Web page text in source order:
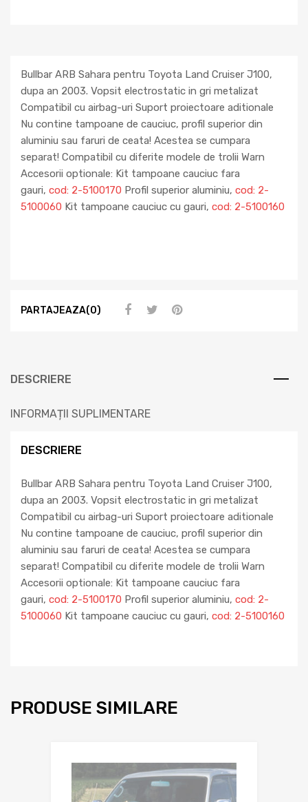
Bullbar ARB Sahara pentru Toyota Land Cruiser J100,
dupa an 2003. Vopsit electrostatic in gri metalizat
Compatibil cu airbag-uri Suport proiectoare aditionale
Nu contine tampoane de cauciuc, profil superior din
aluminiu sau faruri de ceata! Acestea se cumpara
separat! Compatibil cu diferite modele de trolii Warn
Accesorii optionale: Kit tampoane cauciuc fara
gauri, cod: 2-5100170 Profil superior aluminiu, cod: 2-
5100060 Kit tampoane cauciuc cu gauri, cod: 2-5100160
PARTAJEAZA(0)
DESCRIERE
INFORMAȚII SUPLIMENTARE
DESCRIERE
Bullbar ARB Sahara pentru Toyota Land Cruiser J100,
dupa an 2003. Vopsit electrostatic in gri metalizat
Compatibil cu airbag-uri Suport proiectoare aditionale
Nu contine tampoane de cauciuc, profil superior din
aluminiu sau faruri de ceata! Acestea se cumpara
separat! Compatibil cu diferite modele de trolii Warn
Accesorii optionale: Kit tampoane cauciuc fara
gauri, cod: 2-5100170 Profil superior aluminiu, cod: 2-
5100060 Kit tampoane cauciuc cu gauri, cod: 2-5100160
PRODUSE SIMILARE